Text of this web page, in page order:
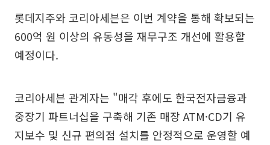
롯데지주와 코리아세븐은 이번 계약을 통해 확보되는
600억 원 이상의 유동성을 재무구조 개선에 활용할
예정이다.
코리아세븐 관계자는 "매각 후에도 한국전자금융과
중장기 파트너십을 구축해 기존 매장 ATM·CD기 유
지보수 및 신규 편의점 설치를 안정적으로 운영할 예